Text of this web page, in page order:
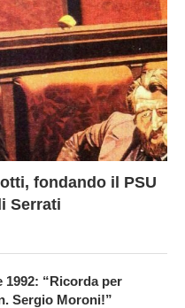
fondando il PSU
Serrati
1992: “Ricorda per
Sergio Moroni!”